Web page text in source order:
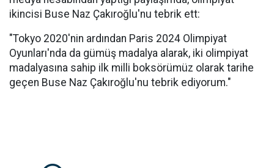
ikincisi Buse Naz Çakıroğlu'nu tebrik ett:
"Tokyo 2020'nin ardından Paris 2024 Olimpiyat
Oyunları'nda da gümüş madalya alarak, iki olimpiyat
madalyasına sahip ilk milli boksörümüz olarak tarihe
geçen Buse Naz Çakıroğlu'nu tebrik ediyorum."